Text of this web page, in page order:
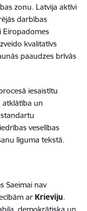
zonu. Latvija aktīvi
darbības
Eiropadomes
kvalitatīvs
paaudzes brīvās
iesaistītu
atklātība un
veselības
līguma tekstā.
Saeimai nav
ar Krieviju.
demokrātiska un